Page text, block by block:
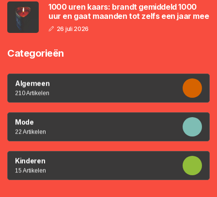
1000 uren kaars: brandt gemiddeld 1000
uur en gaat maanden tot zelfs een jaar mee
26 juli 2026
Categorieën
Algemeen
210 Artikelen
Mode
22 Artikelen
Kinderen
15 Artikelen